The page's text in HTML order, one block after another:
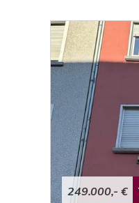
249.000,- €